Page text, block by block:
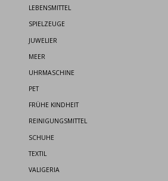
LEBENSMITTEL
SPIELZEUGE
JUWELIER
MEER
UHRMASCHINE
PET
FRÜHE KINDHEIT
REINIGUNGSMITTEL
SCHUHE
TEXTIL
VALIGERIA